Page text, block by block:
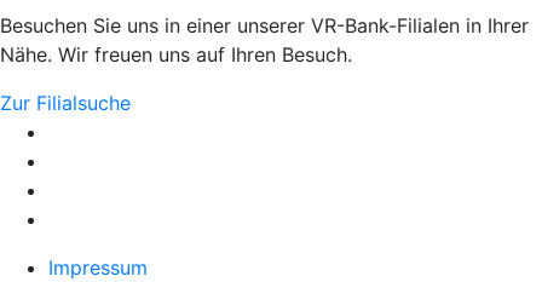
Besuchen Sie uns in einer unserer VR-Bank-Filialen in Ihrer
Nähe. Wir freuen uns auf Ihren Besuch.
Zur Filialsuche
Impressum